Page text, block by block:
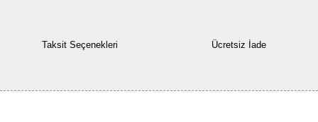
Taksit Seçenekleri Ücretsiz İade